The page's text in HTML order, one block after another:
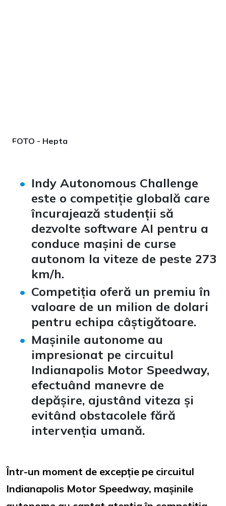
FOTO - Hepta
Indy Autonomous Challenge
este o competiție globală care
încurajează studenții să
dezvolte software AI pentru a
conduce mașini de curse
autonom la viteze de peste 273
km/h.
Competiția oferă un premiu în
valoare de un milion de dolari
pentru echipa câștigătoare.
Mașinile autonome au
impresionat pe circuitul
Indianapolis Motor Speedway,
efectuând manevre de
depășire, ajustând viteza și
evitând obstacolele fără
intervenția umană.
Într-un moment de excepție pe circuitul
Indianapolis Motor Speedway, mașinile